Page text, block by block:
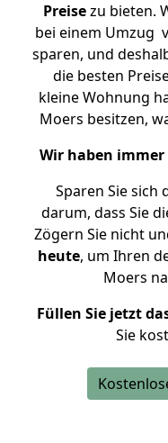
Preisezu bieten.
bei einem Umzug
sparen, und
die besten
kleine Wohnung
Moers besitzen,
Wir haben
Sparen Sie sich
darum, dass Sie
Zögern Sie nicht
heute, um Ihren
Moers
Füllen Sie jetzt
Sie